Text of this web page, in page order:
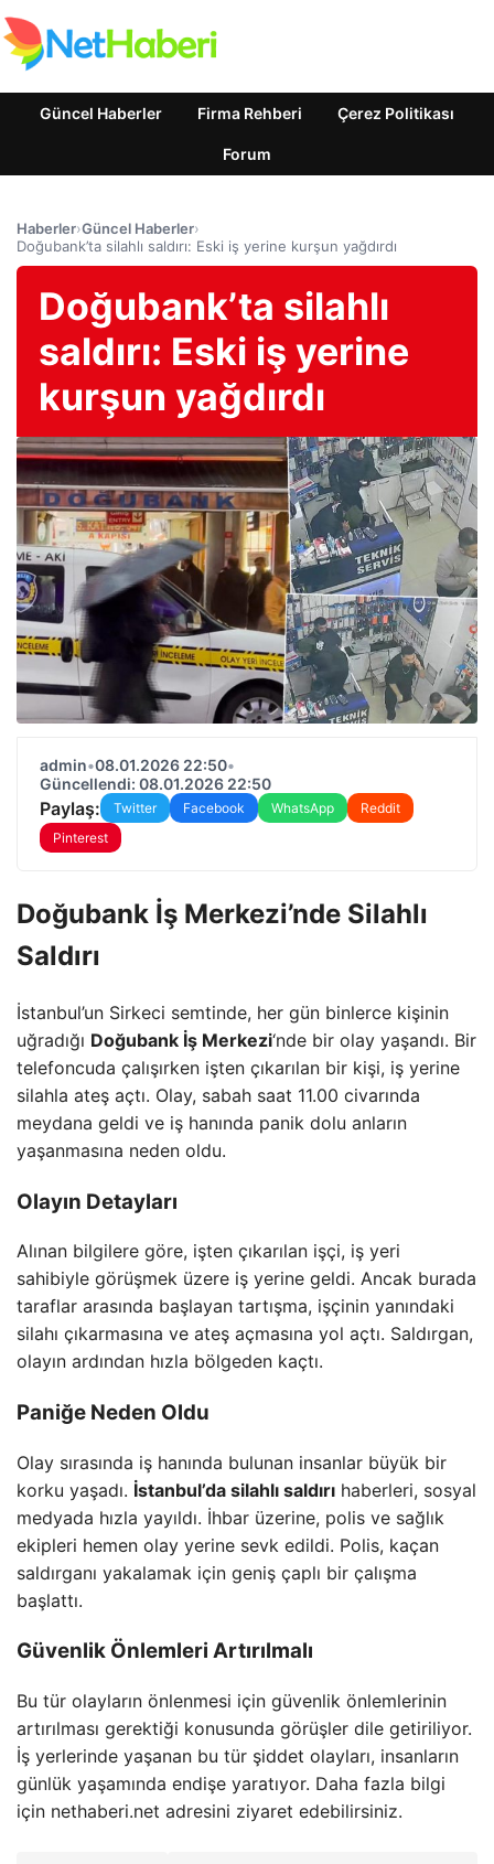
Güncel Haberler Firma Rehberi Çerez Politikası
Forum
Haberler›Güncel Haberler›
Doğubank’ta silahlı saldırı: Eski iş yerine kurşun yağdırdı
Doğubank’ta silahlı
saldırı: Eski iş yerine
kurşun yağdırdı
admin•08.01.2026 22:50•
Güncellendi: 08.01.2026 22:50
Paylaş: Twitter Facebook WhatsApp
Reddit
Pinterest
Doğubank İş Merkezi’nde Silahlı
Saldırı
İstanbul’un Sirkeci semtinde, her gün binlerce kişinin
uğradığı Doğubank İş Merkezi‘nde bir olay yaşandı. Bir
telefoncuda çalışırken işten çıkarılan bir kişi, iş yerine
silahla ateş açtı. Olay, sabah saat 11.00 civarında
meydana geldi ve iş hanında panik dolu anların
yaşanmasına neden oldu.
Olayın Detayları
Alınan bilgilere göre, işten çıkarılan işçi, iş yeri
sahibiyle görüşmek üzere iş yerine geldi. Ancak burada
taraflar arasında başlayan tartışma, işçinin yanındaki
silahı çıkarmasına ve ateş açmasına yol açtı. Saldırgan,
olayın ardından hızla bölgeden kaçtı.
Paniğe Neden Oldu
Olay sırasında iş hanında bulunan insanlar büyük bir
korku yaşadı. İstanbul’da silahlı saldırı haberleri, sosyal
medyada hızla yayıldı. İhbar üzerine, polis ve sağlık
ekipleri hemen olay yerine sevk edildi. Polis, kaçan
saldırganı yakalamak için geniş çaplı bir çalışma
başlattı.
Güvenlik Önlemleri Artırılmalı
Bu tür olayların önlenmesi için güvenlik önlemlerinin
artırılması gerektiği konusunda görüşler dile getiriliyor.
İş yerlerinde yaşanan bu tür şiddet olayları, insanların
günlük yaşamında endişe yaratıyor. Daha fazla bilgi
için nethaberi.net adresini ziyaret edebilirsiniz.